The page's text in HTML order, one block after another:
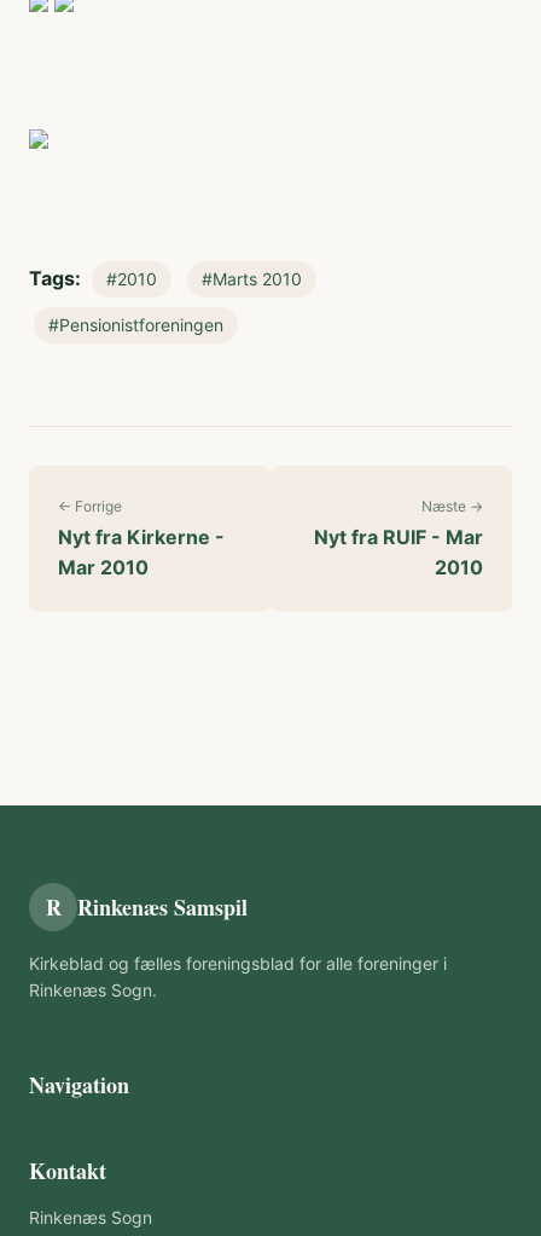
Tags: #2010 #Marts 2010
#Pensionistforeningen
← Forrige
Nyt fra Kirkerne -
Mar 2010
Næste →
Nyt fra RUIF - Mar
2010
R Rinkenæs Samspil
Kirkeblad og fælles foreningsblad for alle foreninger i
Rinkenæs Sogn.
Navigation
Kontakt
Rinkenæs Sogn